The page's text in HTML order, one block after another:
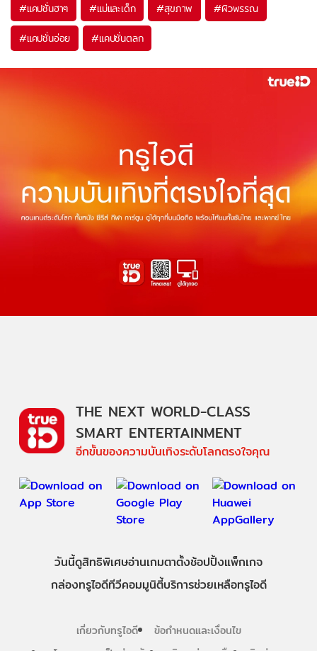
#แคปชั่นฮาๆ #แม่และเด็ก #สุขภาพ #ผิวพรรณ
#แคปชั่นอ่อย #แคปชั่นตลก
THE NEXT WORLD-CLASS
SMART ENTERTAINMENT
อีกขั้นของความบันเทิงระดับโลกตรงใจคุณ
วันนี้ดูสิทธิพิเศษอ่านเกมตาตั้งช้อปปิ้งแพ็กเกจ
กล่องทรูไอดีทีวีคอมมูนิตี้บริการช่วยเหลือทรูไอดี
เกี่ยวกับทรูไอดี
ข้อกำหนดและเงื่อนไข